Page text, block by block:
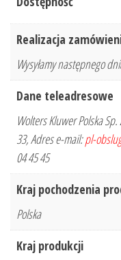
Realizacja
Wysyłamy następnego
Dane teleadresowe
Wolters Kluwer Polska
33, Adres e-mail:pl-
04 45 45
Kraj pochodzenia
Polska
Kraj produkcji